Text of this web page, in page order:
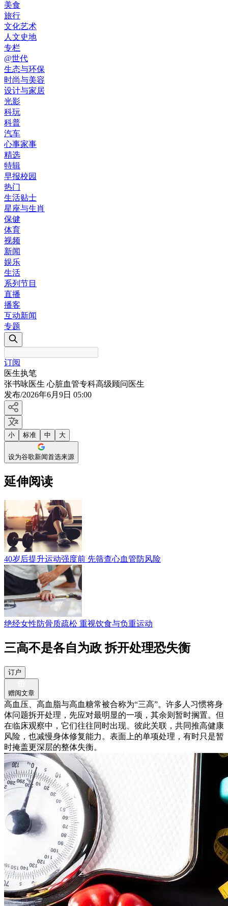
美食
旅行
文化艺术
人文史地
专栏
@世代
生态与环保
时尚与美容
设计与家居
光影
科玩
科普
汽车
心事家事
精选
特辑
早报校园
热门
生活贴士
星座与生肖
保健
体育
视频
新闻
娱乐
生活
系列节目
直播
播客
互动新闻
专题
订阅
医生执笔
张书咏医生 心脏血管专科高级顾问医生
发布/2026年6月9日 05:00
小 标准 中 大
设为谷歌新闻首选来源
延伸阅读
40岁后提升运动强度前 先筛查心血管防风险
绝经女性防骨质疏松 重视饮食与负重运动
三高不是各自为政 拆开处理恐失衡
订户
赠阅文章
高血压、高血脂与高血糖常被合称为“三高”。许多人习惯将身
体问题拆开处理，先应对最明显的一项，其余则暂时搁置。但
在临床观察中，它们往往同时出现、彼此关联，共同推高健康
风险，也减慢身体修复能力。表面上的单项处理，有时只是暂
时掩盖更深层的整体失衡。